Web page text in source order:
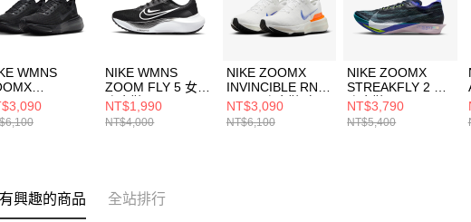
WMNS
RUN
3 女 跑步鞋
NIKE WMNS
ZOOM FLY 5 女
跑步鞋
DM8974001
NT$1,990
NT$4,000
NIKE ZOOMX
INVINCIBLE RN 3
FP 男 跑步鞋 白
HJ6653900
NT$3,090
NT$6,100
NIKE ZOOMX
STREAKFLY 2 男
跑步鞋
HF6416401
NT$3,790
NT$5,400
興趣的商品 全站排行